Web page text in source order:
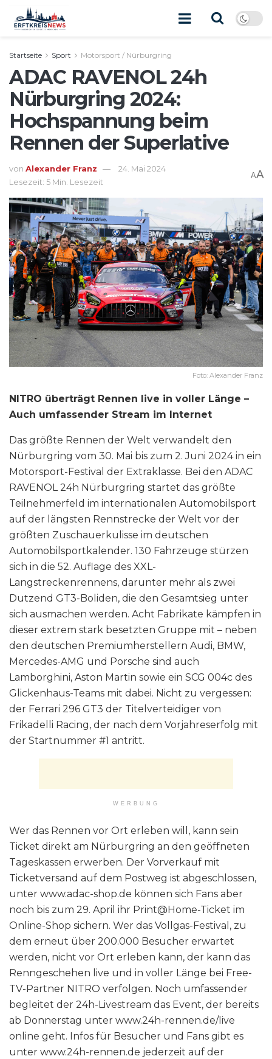
Startseite Sport Motorsport / Nürburgring
ADAC RAVENOL 24h
Nürburgring 2024:
Hochspannung beim
Rennen der Superlative
von Alexander Franz
24. Mai 2024
Lesezeit: 5 Min. Lesezeit
AA
Foto: Alexander Franz
NITRO überträgt Rennen live in voller Länge –
Auch umfassender Stream im Internet
Das größte Rennen der Welt verwandelt den
Nürburgring vom 30. Mai bis zum 2. Juni 2024 in ein
Motorsport-Festival der Extraklasse. Bei den ADAC
RAVENOL 24h Nürburgring startet das größte
Teilnehmerfeld im internationalen Automobilsport
auf der längsten Rennstrecke der Welt vor der
größten Zuschauerkulisse im deutschen
Automobilsportkalender. 130 Fahrzeuge stürzen
sich in die 52. Auflage des XXL-
Langstreckenrennens, darunter mehr als zwei
Dutzend GT3-Boliden, die den Gesamtsieg unter
sich ausmachen werden. Acht Fabrikate kämpfen in
dieser extrem stark besetzten Gruppe mit – neben
den deutschen Premiumherstellern Audi, BMW,
Mercedes-AMG und Porsche sind auch
Lamborghini, Aston Martin sowie ein SCG 004c des
Glickenhaus-Teams mit dabei. Nicht zu vergessen:
der Ferrari 296 GT3 der Titelverteidiger von
Frikadelli Racing, der nach dem Vorjahreserfolg mit
der Startnummer #1 antritt.
WERBUNG
Wer das Rennen vor Ort erleben will, kann sein
Ticket direkt am Nürburgring an den geöffneten
Tageskassen erwerben. Der Vorverkauf mit
Ticketversand auf dem Postweg ist abgeschlossen,
unter www.adac-shop.de können sich Fans aber
noch bis zum 29. April ihr Print@Home-Ticket im
Online-Shop sichern. Wer das Vollgas-Festival, zu
dem erneut über 200.000 Besucher erwartet
werden, nicht vor Ort erleben kann, der kann das
Renngeschehen live und in voller Länge bei Free-
TV-Partner NITRO verfolgen. Noch umfassender
begleitet der 24h-Livestream das Event, der bereits
ab Donnerstag unter www.24h-rennen.de/live
online geht. Infos für Besucher und Fans gibt es
unter www.24h-rennen.de jederzeit auf der